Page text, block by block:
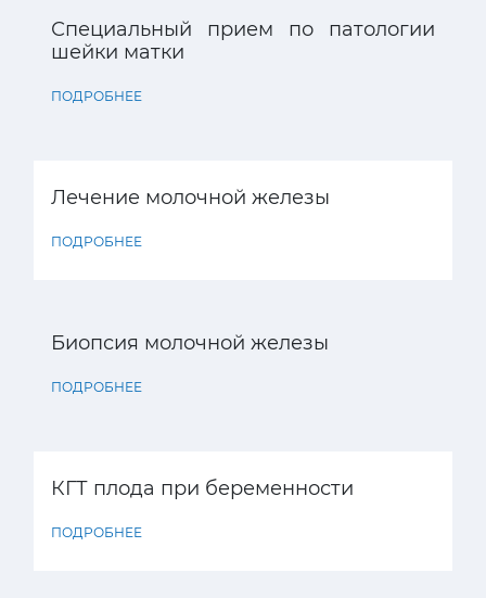
Специальный прием по патологии
шейки матки
ПОДРОБНЕЕ
Лечение молочной железы
ПОДРОБНЕЕ
Биопсия молочной железы
ПОДРОБНЕЕ
КГТ плода при беременности
ПОДРОБНЕЕ